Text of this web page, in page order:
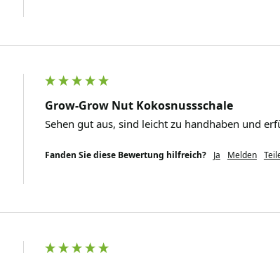
Grow-Grow Nut Kokosnussschale
Sehen gut aus, sind leicht zu handhaben und
Fanden Sie diese Bewertung hilfreich? Ja Melden